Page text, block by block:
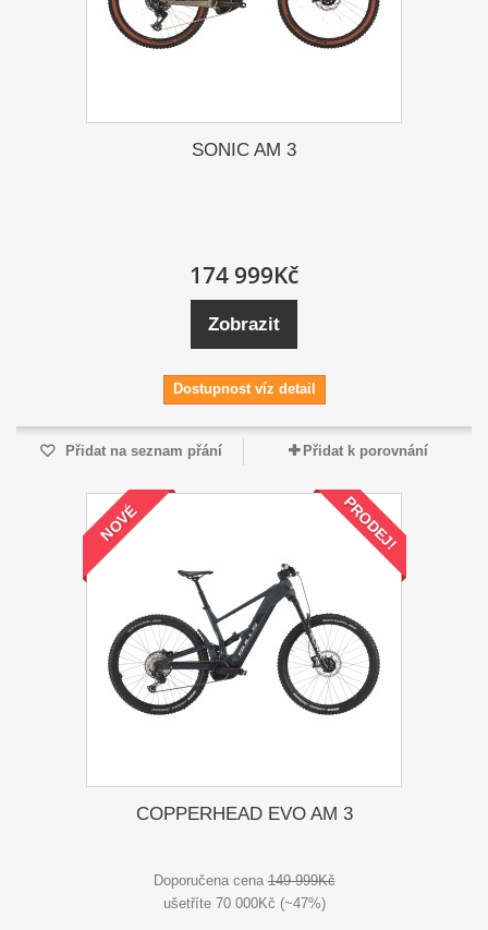
SONIC AM 3
174 999Kč
Zobrazit
Dostupnost víz detail
Přidat na seznam přání Přidat k porovnání
NOVÉ PRODEJ!
COPPERHEAD EVO AM 3
Doporučena cena149 999Kč
ušetříte 70 000Kč (~47%)